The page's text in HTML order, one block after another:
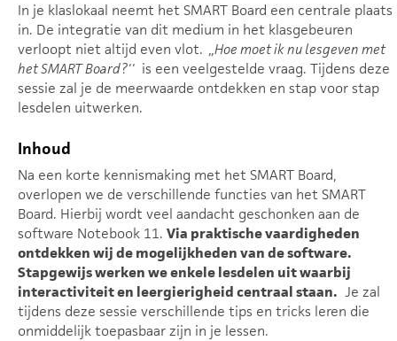
In je klaslokaal neemt het SMART Board een centrale plaats
in. De integratie van dit medium in het klasgebeuren
verloopt niet altijd even vlot. ,,Hoe moet ik nu lesgeven met
het SMART Board?'' is een veelgestelde vraag. Tijdens deze
sessie zal je de meerwaarde ontdekken en stap voor stap
lesdelen uitwerken.
Inhoud
Na een korte kennismaking met het SMART Board,
overlopen we de verschillende functies van het SMART
Board. Hierbij wordt veel aandacht geschonken aan de
software Notebook 11. Via praktische vaardigheden
ontdekken wij de mogelijkheden van de software.
Stapgewijs werken we enkele lesdelen uit waarbij
interactiviteit en leergierigheid centraal staan. Je zal
tijdens deze sessie verschillende tips en tricks leren die
onmiddelijk toepasbaar zijn in je lessen.